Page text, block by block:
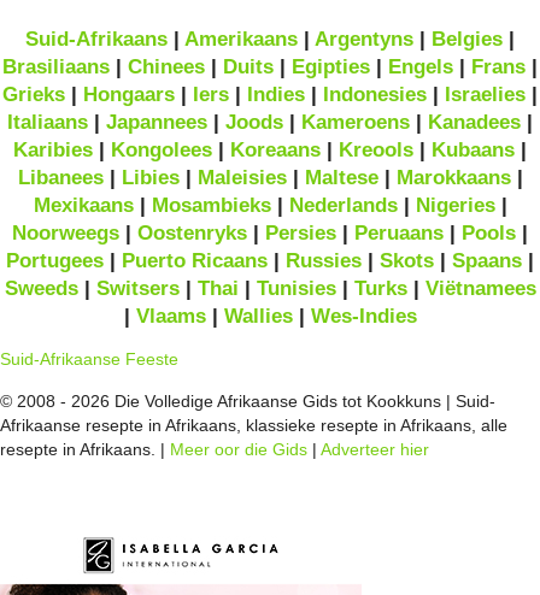
Suid-Afrikaans | Amerikaans | Argentyns | Belgies |
Brasiliaans | Chinees | Duits | Egipties | Engels | Frans |
Grieks | Hongaars | Iers | Indies | Indonesies | Israelies |
Italiaans | Japannees | Joods | Kameroens | Kanadees |
Karibies | Kongolees | Koreaans | Kreools | Kubaans |
Libanees| Libies| Maleisies| Maltese| Marokkaans|
Mexikaans| Mosambieks| Nederlands| Nigeries|
Noorweegs | Oostenryks | Persies | Peruaans | Pools |
Portugees | Puerto Ricaans | Russies | Skots | Spaans |
Sweeds| Switsers| Thai | Tunisies| Turks| Viëtnamees
| Vlaams| Wallies| Wes-Indies
Suid-Afrikaanse Feeste
© 2008 - 2026 Die Volledige Afrikaanse Gids tot Kookkuns | Suid-
Afrikaanse resepte in Afrikaans, klassieke resepte in Afrikaans, alle
resepte in Afrikaans. | Meer oor die Gids | Adverteer hier